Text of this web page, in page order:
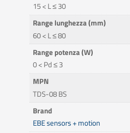
15 < L ≤ 30
Range lunghezza (mm)
60 < L ≤ 80
Range potenza (W)
0 < Pd ≤ 3
MPN
TDS-08 BS
Brand
EBE sensors + motion